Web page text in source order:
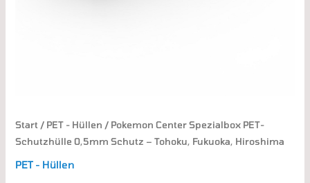
Start / PET - Hüllen / Pokemon Center Spezialbox PET-
Schutzhülle 0,5mm Schutz – Tohoku, Fukuoka, Hiroshima
PET - Hüllen